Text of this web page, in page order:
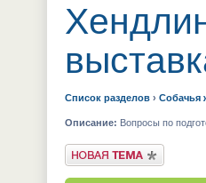
Список разделов › Собачья
Описание: Вопросы по
Новая тема